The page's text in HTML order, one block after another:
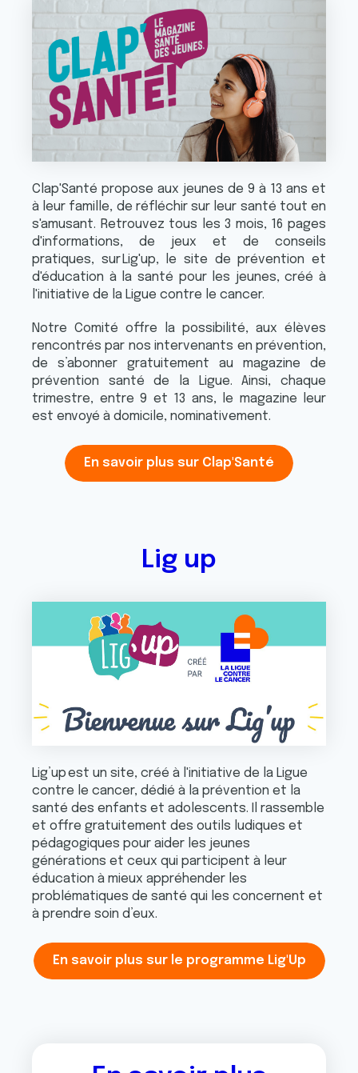
Clap'Santé propose aux jeunes de 9 à 13 ans et
à leur famille, de réfléchir sur leur santé tout en
s'amusant. Retrouvez tous les 3 mois, 16 pages
d'informations, de jeux et de conseils
pratiques, sur Lig'up, le site de prévention et
d'éducation à la santé pour les jeunes, créé à
l'initiative de la Ligue contre le cancer.
Notre Comité offre la possibilité, aux élèves
rencontrés par nos intervenants en prévention,
de s’abonner gratuitement au magazine de
prévention santé de la Ligue. Ainsi, chaque
trimestre, entre 9 et 13 ans, le magazine leur
est envoyé à domicile, nominativement.
En savoir plus sur Clap'Santé
Lig up
Lig’up est un site, créé à l'initiative de la Ligue
contre le cancer, dédié à la prévention et la
santé des enfants et adolescents. Il rassemble
et offre gratuitement des outils ludiques et
pédagogiques pour aider les jeunes
générations et ceux qui participent à leur
éducation à mieux appréhender les
problématiques de santé qui les concernent et
à prendre soin d’eux.
En savoir plus sur le programme Lig'Up